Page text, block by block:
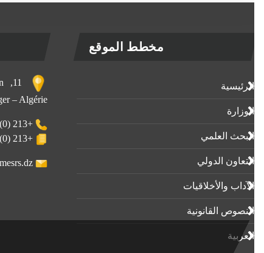
مخطط الموقع
الرئيسية
الوزارة
البحث العلمي
التعاون الدولي
الآداب واﻷخلاقيات
النصوص القانونية
العربية
– Algérie
+213 (0) 23-23-80-77
+213 (0) 23-23-80-57
webmaster@mesrs.dz